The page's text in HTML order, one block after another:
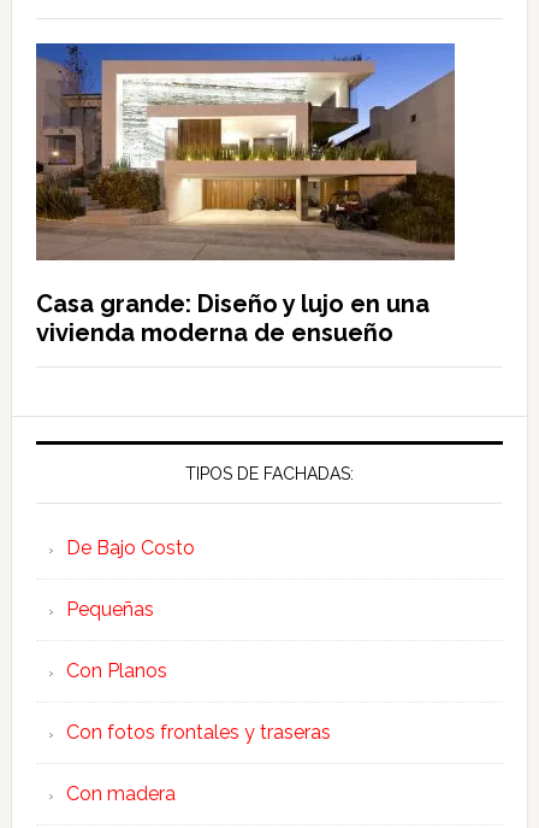
Casa grande: Diseño y lujo en una
vivienda moderna de ensueño
TIPOS DE FACHADAS:
De Bajo Costo
Pequeñas
Con Planos
Con fotos frontales y traseras
Con madera